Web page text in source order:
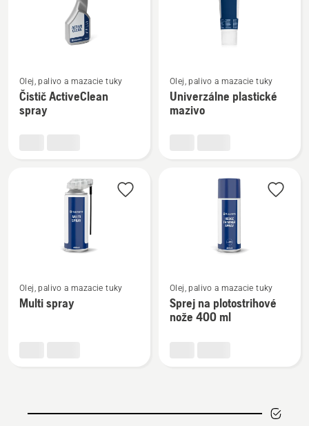
viac
podrobností
Olej, palivo a mazacie tuky
Čistič ActiveClean
spray
viac
podrobností
Olej, palivo a mazacie tuky
Univerzálne plastické
mazivo
viac
podrobností
Olej, palivo a mazacie tuky
Multi spray
viac
podrobností
Olej, palivo a mazacie tuky
Sprej na plotostrihové
nože 400 ml